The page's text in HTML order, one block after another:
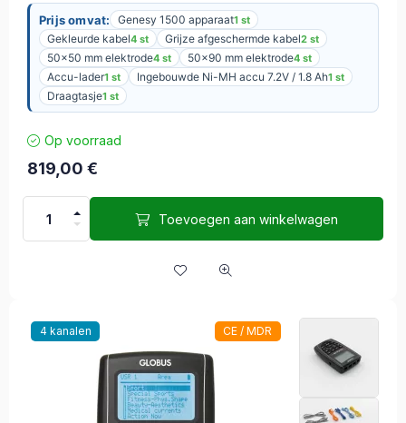
Prijs omvat: Genesy 1500 apparaat1 st
Gekleurde kabel4 st Grijze afgeschermde kabel2 st
50×50 mm elektrode4 st 50×90 mm elektrode4 st
Accu-lader1 st Ingebouwde Ni-MH accu 7.2V / 1.8 Ah1 st
Draagtasje1 st
Op voorraad
819,00 €
Toevoegen aan winkelwagen
4 kanalen CE / MDR